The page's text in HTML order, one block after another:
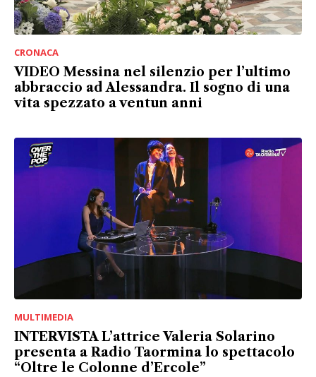
CRONACA
VIDEO Messina nel silenzio per l’ultimo
abbraccio ad Alessandra. Il sogno di una
vita spezzato a ventun anni
MULTIMEDIA
INTERVISTA L’attrice Valeria Solarino
presenta a Radio Taormina lo spettacolo
“Oltre le Colonne d’Ercole”